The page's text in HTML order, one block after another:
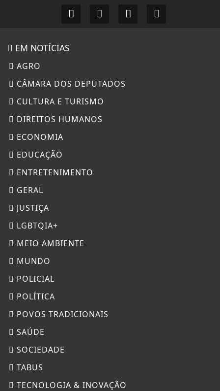
EM NOTÍCIAS
AGRO
CÂMARA DOS DEPUTADOS
CULTURA E TURISMO
DIREITOS HUMANOS
ECONOMIA
EDUCAÇÃO
ENTRETENIMENTO
GERAL
JUSTIÇA
LGBTQIA+
MEIO AMBIENTE
MUNDO
POLICIAL
POLÍTICA
POVOS TRADICIONAIS
SAÚDE
SOCIEDADE
TABUS
TECNOLOGIA & INOVAÇÃO